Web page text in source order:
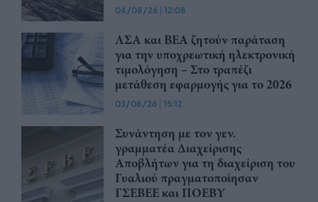
04/08/26 | 12:08
ΛΣΑ και ΒΕΑ ζητούν παράταση
για την υποχρεωτική ηλεκτρονική
τιμολόγηση – Στο τραπέζι
μετάθεση εφαρμογής για το 2026
03/08/26 | 15:12
Συνάντηση με τον γεν.
γραμματέα Διαχείρισης
Αποβλήτων για τη διαχείριση του
Γυαλιού πραγματοποίησαν
ΓΣΕΒΕΕ και ΠΟΕΒΥ